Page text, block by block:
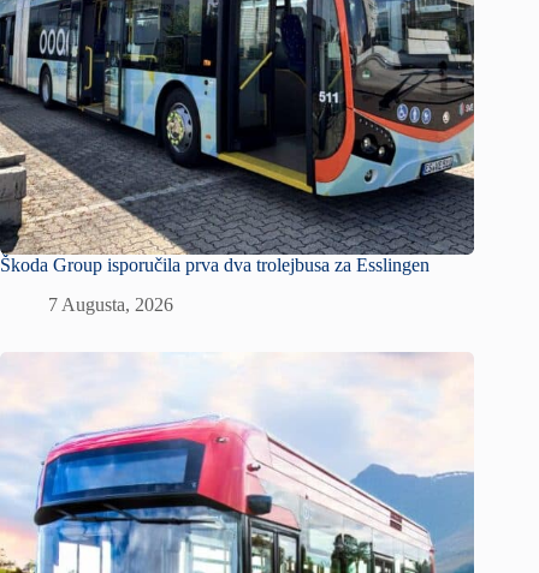
Škoda Group isporučila prva dva trolejbusa za Esslingen
7 Augusta, 2026